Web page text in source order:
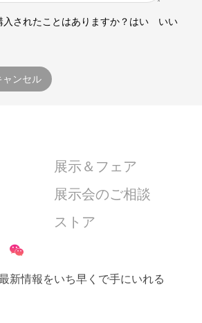
入されたことはありますか？はい いい
展示＆フェア
展示会のご相談
ストア
新情報をいち早くで手にいれる